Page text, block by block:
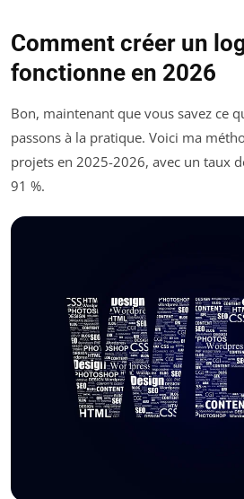
Comment créer un
fonctionne en 2026
Bon, maintenant que vous savez ce
passons à la pratique. Voici ma
projets en 2025-2026, avec un taux
91 %.